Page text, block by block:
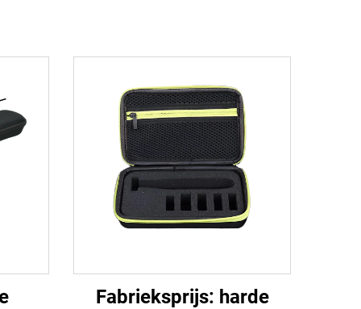
Fabrieksprijs: harde